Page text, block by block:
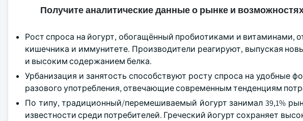
Получите аналитические данные о рынке и
Рост спроса на йогурт, обогащённый пробиотиками и
кишечника и иммунитете. Производители реагируют, выпуская
и высоким содержанием белка.
Урбанизация и занятость способствуют росту спроса на удобные
разового употребления, отвечающие современным тенденциям
По типу, традиционный/перемешиваемый йогурт занимал 39,1%
известности среди потребителей. Греческий йогурт сохраняет